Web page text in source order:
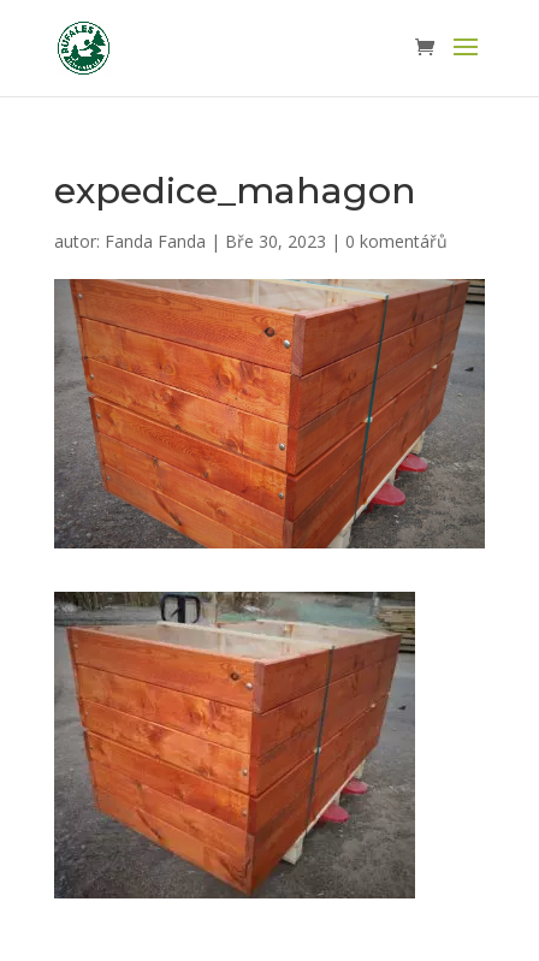
expedice_mahagon
autor: Fanda Fanda | Bře 30, 2023 | 0 komentářů